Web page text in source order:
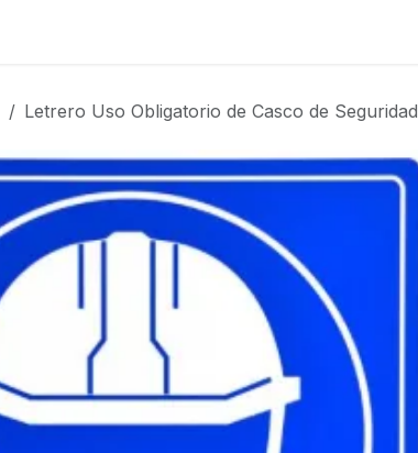
Letrero Uso Obligatorio de Casco de Seguridad